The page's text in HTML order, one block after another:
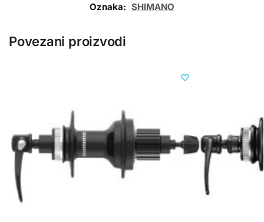
Oznaka: SHIMANO
Povezani proizvodi